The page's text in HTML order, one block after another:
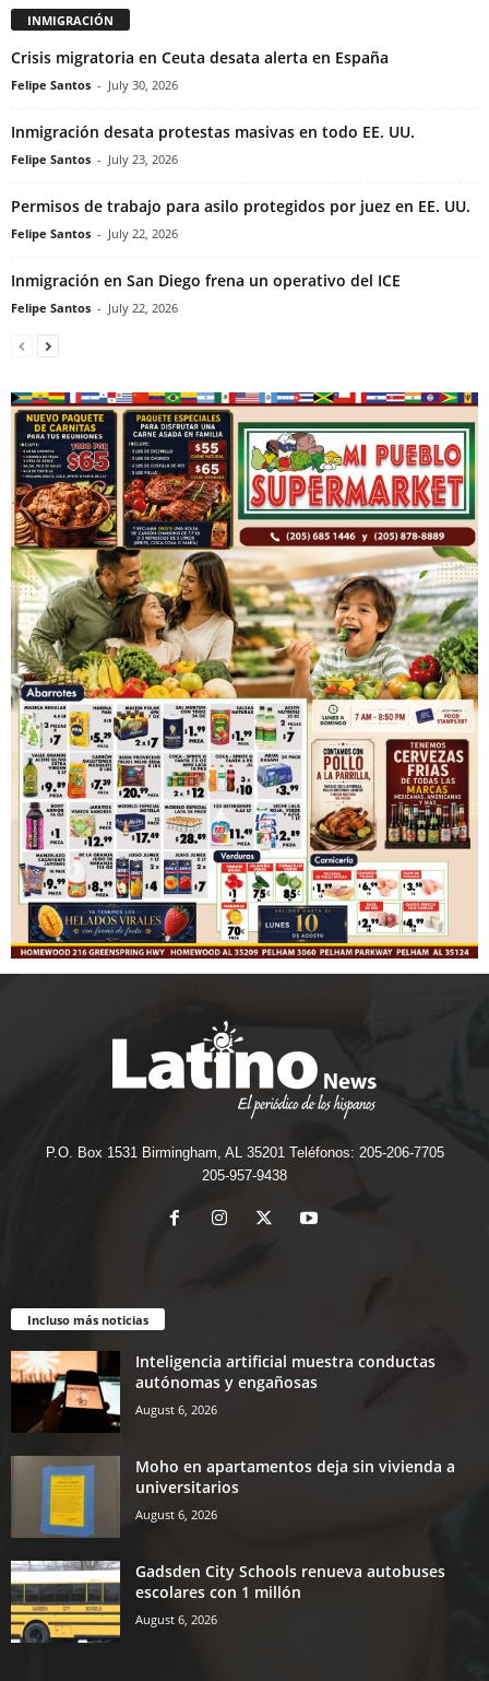
INMIGRACIÓN
Crisis migratoria en Ceuta desata alerta en España
Felipe Santos - July 30, 2026
Inmigración desata protestas masivas en todo EE. UU.
Felipe Santos - July 23, 2026
Permisos de trabajo para asilo protegidos por juez en EE. UU.
Felipe Santos - July 22, 2026
Inmigración en San Diego frena un operativo del ICE
Felipe Santos - July 22, 2026
P.O. Box 1531 Birmingham, AL 35201 Teléfonos: 205-206-7705
205-957-9438
Incluso más noticias
Inteligencia artificial muestra conductas
autónomas y engañosas
August 6, 2026
Moho en apartamentos deja sin vivienda a
universitarios
August 6, 2026
Gadsden City Schools renueva autobuses
escolares con 1 millón
August 6, 2026